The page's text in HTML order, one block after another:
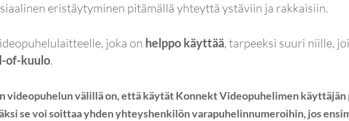
eristäytyminen pitämällä yhteyttä ystäviin ja rakkaisiin.
joka on helppo käyttää, tarpeeksi suuri niille,
of-kuulo.
videopuhelun välillä on, että käytät Konnekt Videopuhelimen käyttäjän
se voi soittaa yhden yhteyshenkilön varapuhelinnumeroihin, jos